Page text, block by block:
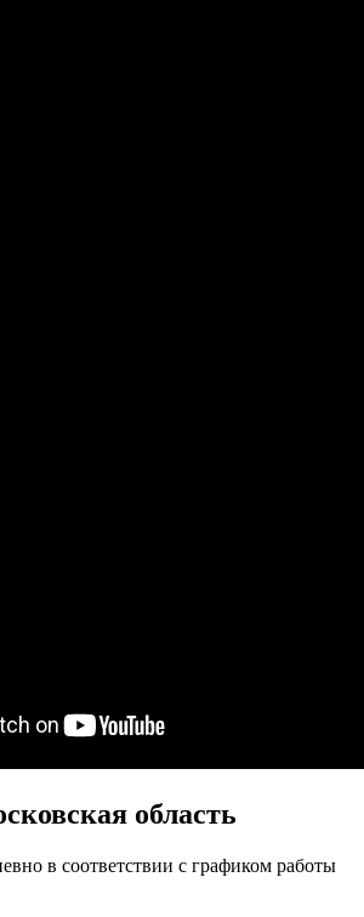
область
в соответствии с графиком работы